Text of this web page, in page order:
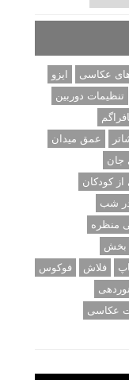
های عکاسی
ایزو
تنظیمات دوربین
عمق میدان
جان
کودکان
شب
منظره
بخش
فلاش
فوکوس
نوردهی
عکاسی